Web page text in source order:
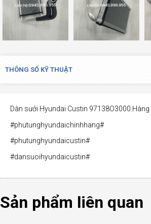
THÔNG SỐ KỸ THUẬT
Dàn sưởi Hyundai Custin
#phutunghyundaichinhhang#
#phutunghyundaicustin#
#dansuoihyundaicustin#
Sản phẩm liên quan